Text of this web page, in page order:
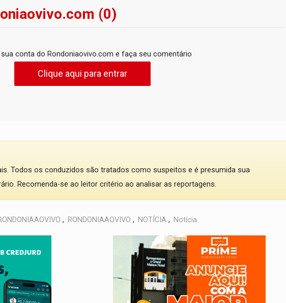
(0)
conta do Rondoniaovivo.com e faça seu comentário
Clique aqui para entrar
Todos os conduzidos são tratados como suspeitos e é presumida sua
Recomenda-se ao leitor critério ao analisar as reportagens.
, RONDONIAAOVIVO , NOTÍCIA , Notícia